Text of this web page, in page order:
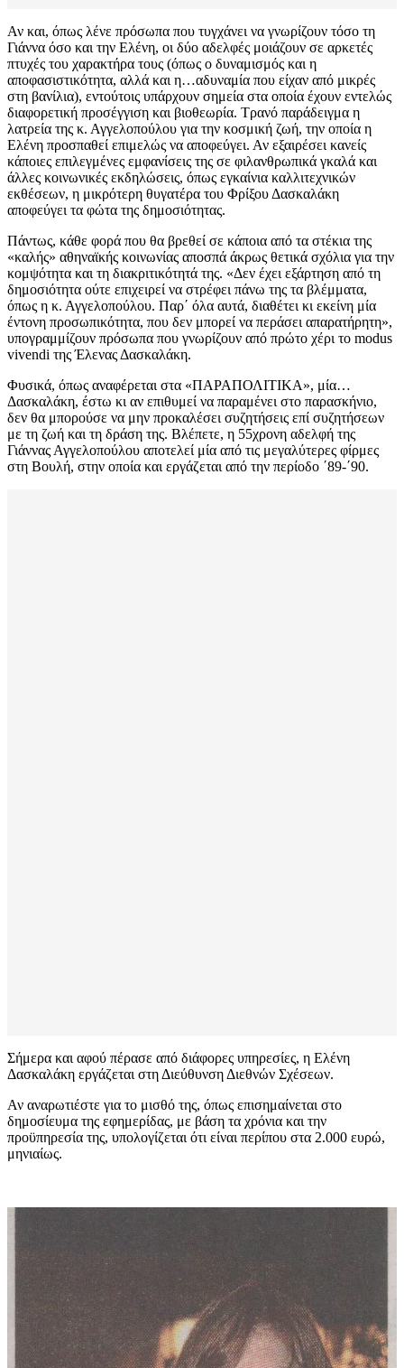
Αν και, όπως λένε πρόσωπα που τυγχάνει να γνωρίζουν τόσο τη
Γιάννα όσο και την Ελένη, οι δύο αδελφές μοιάζουν σε αρκετές
πτυχές του χαρακτήρα τους (όπως ο δυναμισμός και η
αποφασιστικότητα, αλλά και η…αδυναμία που είχαν από μικρές
στη βανίλια), εντούτοις υπάρχουν σημεία στα οποία έχουν εντελώς
διαφορετική προσέγγιση και βιοθεωρία. Τρανό παράδειγμα η
λατρεία της κ. Αγγελοπούλου για την κοσμική ζωή, την οποία η
Ελένη προσπαθεί επιμελώς να αποφεύγει. Αν εξαιρέσει κανείς
κάποιες επιλεγμένες εμφανίσεις της σε φιλανθρωπικά γκαλά και
άλλες κοινωνικές εκδηλώσεις, όπως εγκαίνια καλλιτεχνικών
εκθέσεων, η μικρότερη θυγατέρα του Φρίξου Δασκαλάκη
αποφεύγει τα φώτα της δημοσιότητας.
Πάντως, κάθε φορά που θα βρεθεί σε κάποια από τα στέκια της
«καλής» αθηναϊκής κοινωνίας αποσπά άκρως θετικά σχόλια για την
κομψότητα και τη διακριτικότητά της. «Δεν έχει εξάρτηση από τη
δημοσιότητα ούτε επιχειρεί να στρέφει πάνω της τα βλέμματα,
όπως η κ. Αγγελοπούλου. Παρ΄ όλα αυτά, διαθέτει κι εκείνη μία
έντονη προσωπικότητα, που δεν μπορεί να περάσει απαρατήρητη»,
υπογραμμίζουν πρόσωπα που γνωρίζουν από πρώτο χέρι το modus
vivendi της Έλενας Δασκαλάκη.
Φυσικά, όπως αναφέρεται στα «ΠΑΡΑΠΟΛΙΤΙΚΑ», μία…
Δασκαλάκη, έστω κι αν επιθυμεί να παραμένει στο παρασκήνιο,
δεν θα μπορούσε να μην προκαλέσει συζητήσεις επί συζητήσεων
με τη ζωή και τη δράση της. Βλέπετε, η 55χρονη αδελφή της
Γιάννας Αγγελοπούλου αποτελεί μία από τις μεγαλύτερες φίρμες
στη Βουλή, στην οποία και εργάζεται από την περίοδο ΄89-΄90.
Σήμερα και αφού πέρασε από διάφορες υπηρεσίες, η Ελένη
Δασκαλάκη εργάζεται στη Διεύθυνση Διεθνών Σχέσεων.
Αν αναρωτιέστε για το μισθό της, όπως επισημαίνεται στο
δημοσίευμα της εφημερίδας, με βάση τα χρόνια και την
προϋπηρεσία της, υπολογίζεται ότι είναι περίπου στα 2.000 ευρώ,
μηνιαίως.